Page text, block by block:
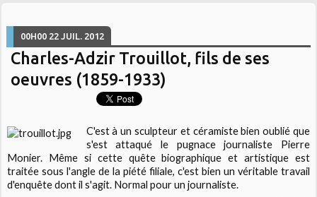
00H00 22 JUIL. 2012
Charles-Adzir Trouillot, fils de ses
oeuvres (1859-1933)
C'est à un sculpteur et céramiste bien oublié que
s'est attaqué le pugnace journaliste Pierre
Monier. Même si cette quête biographique et artistique est
traitée sous l'angle de la piété filiale, c'est bien un véritable travail
d'enquête dont il s'agit. Normal pour un journaliste.